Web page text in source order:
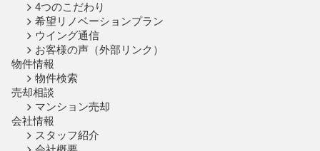
4つのこだわり
希望リノベーションプラン
ウイング通信
お客様の声（外部リンク）
物件情報
物件検索
売却相談
マンション売却
会社情報
スタッフ紹介